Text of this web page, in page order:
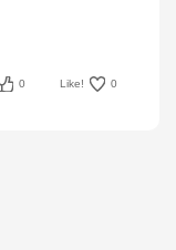
0 Like! 0